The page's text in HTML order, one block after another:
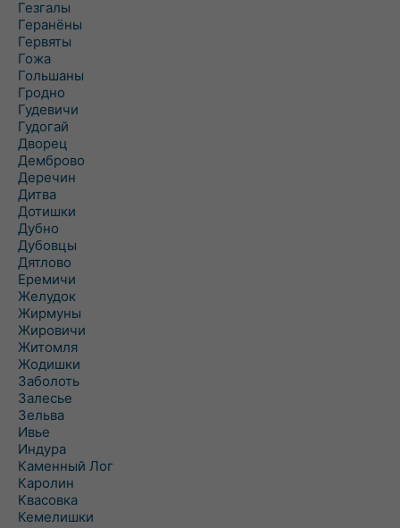
Гезгалы
Геранёны
Гервяты
Гожа
Гольшаны
Гродно
Гудевичи
Гудогай
Дворец
Демброво
Деречин
Дитва
Дотишки
Дубно
Дубовцы
Дятлово
Еремичи
Желудок
Жирмуны
Жировичи
Житомля
Жодишки
Заболоть
Залесье
Зельва
Ивье
Индура
Каменный Лог
Каролин
Квасовка
Кемелишки